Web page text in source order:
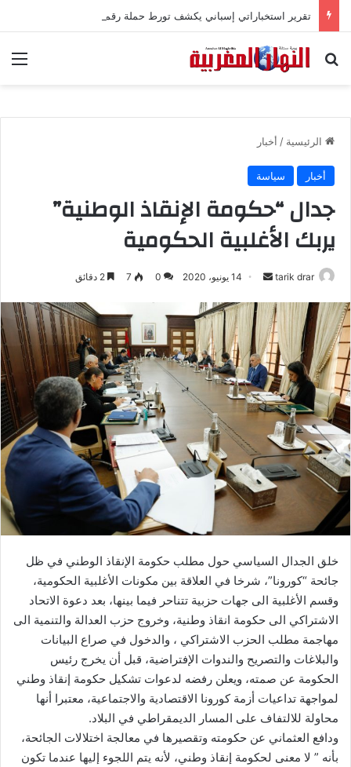
بحث عن
الرئيسية / أخبار
أخبار سياسة
جدال “حكومة الإنقاذ الوطنية”
يربك الأغلبية الحكومية
tarik drar
س
ل
ب
ر
ي
د
ل
ك
ت
ر
ن
ا
14 يونيو، 2020 0
7
خلق الجدال السياسي حول مطلب حكومة الإنقاذ الوطني في ظل
جائحة “كورونا”، شرخا في العلاقة بين مكونات الأغلبية الحكومية،
وقسم الأغلبية الى جهات حزبية تتناحر فيما بينها، بعد دعوة الاتحاد
الاشتراكي الى حكومة انقاذ وطنية، وخروج حزب العدالة والتنمية الى
مهاجمة مطلب الحزب الاشتراكي ، والدخول في صراع البيانات
والبلاغات والتصريح والندوات الإفتراضية، قبل أن يخرج رئيس
الحكومة عن صمته، ويعلن رفضه لدعوات تشكيل حكومة إنقاذ وطني
لمواجهة تداعيات أزمة كورونا الاقتصادية والاجتماعية، معتبرا أنها
محاولة للالتفاف على المسار الديمقراطي في البلاد.
ودافع العثماني عن حكومته وتقصيرها في معالجة اختلالات الجائحة،
بأنه ” لا معنى لحكومة إنقاذ وطني، لأنه يتم اللجوء إليها عندما تكون